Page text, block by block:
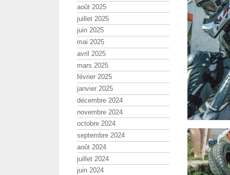
août 2025
juillet 2025
juin 2025
mai 2025
avril 2025
mars 2025
février 2025
janvier 2025
décembre 2024
novembre 2024
octobre 2024
septembre 2024
août 2024
juillet 2024
juin 2024